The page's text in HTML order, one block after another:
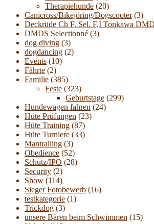
Therapiehunde (20)
Canicross/Bikejöring/Dogscooter (3)
Deckrüde Ch F, Sel. F,I Tonkawa
DMDS Selectionné (3)
dog diving (3)
dogdancing (2)
Events (10)
Fährte (2)
Familie (385)
Feste (323)
Geburtstage (299)
Hundewagen fahren (24)
Hüte Prüfungen (23)
Hüte Training (87)
Hüte Turniere (33)
Mantrailing (3)
Obedience (52)
Schutz/IPO (28)
Security (2)
Show (114)
Sieger Fotobewerb (16)
testkategorie (1)
Trickdog (3)
unsere Bären beim Schwimmen (15)